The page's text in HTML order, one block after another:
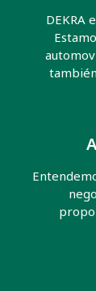
DEKRA